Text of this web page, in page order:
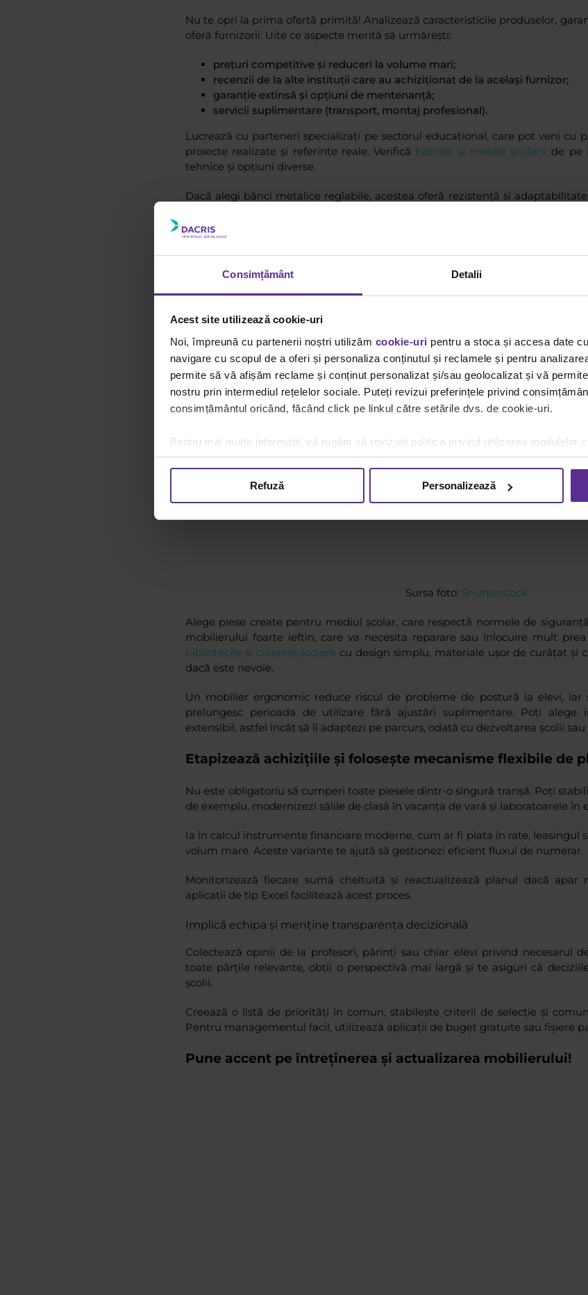
Consimțământ Detalii
Acest site utilizează cookie-uri
Noi, împreună cu partenerii noștri utilizăm cookie-uri pentru a stoca și accesa date
navigare cu scopul de a oferi și personaliza conținutul și reclamele și pentru
permite să vă afișăm reclame și conținut personalizat și/sau geolocalizat și vă
nostru prin intermediul rețelelor sociale. Puteți revizui preferințele privind
consimțământul oricând, făcând click pe linkul către setările dvs. de cookie-uri.
Pentru mai multe informații, vă rugăm să revizuiți politica privind utilizarea modulelor
Refuză Personalizează
Nu te opri la prima ofertă primită! Analizează caracteristicile produselor,
oferă furnizorii. Uite ce aspecte merită să urmărești:
prețuri competitive și reduceri la volume mari;
recenzii de la alte instituții care au achiziționat de la același furnizor;
garanție extinsă și opțiuni de mentenanță;
servicii suplimentare (transport, montaj profesional).
Lucrează cu parteneri specializați pe sectorul educațional, care pot veni cu
proiecte realizate și referințe reale. Verifică băncile și mesele școlare de pe
tehnice și opțiuni diverse.
Dacă alegi bănci metalice reglabile, acestea oferă rezistență și
comparație între modele și materiale.
Investește în calitate și evită compromisurile pe termen
Sursa foto: Shutterstock
Alege piese create pentru mediul școlar, care respectă normele de
mobilierului foarte ieftin, care va necesita reparare sau înlocuire mult prea
bibliotecile și cuierele școlare cu design simplu, materiale ușor de curățat și
dacă este nevoie.
Un mobilier ergonomic reduce riscul de probleme de postură la elevi, iar
prelungesc perioada de utilizare fără ajustări suplimentare. Poți alege
extensibil, astfel încât să îl adaptezi pe parcurs, odată cu dezvoltarea școlii
Etapizează achizițiile și folosește mecanisme flexibile de
Nu este obligatoriu să cumperi toate piesele dintr-o singură tranșă. Poți
de exemplu, modernizezi sălile de clasă în vacanța de vară și laboratoarele în
Ia în calcul instrumente financiare moderne, cum ar fi plata în rate, leasingul
volum mare. Aceste variante te ajută să gestionezi eficient fluxul de numerar.
Monitorizează fiecare sumă cheltuită și reactualizează planul dacă
aplicații de tip Excel facilitează acest proces.
Implică echipa și menține transparența decizională
Colectează opinii de la profesori, părinți sau chiar elevi privind necesarul
toate părțile relevante, obții o perspectivă mai largă și te asiguri că
școlii.
Creează o listă de priorități în comun, stabilește criterii de selecție și
Pentru managementul facil, utilizează aplicații de buget gratuite sau fișiere
Pune accent pe întreținerea și actualizarea mobilierului!